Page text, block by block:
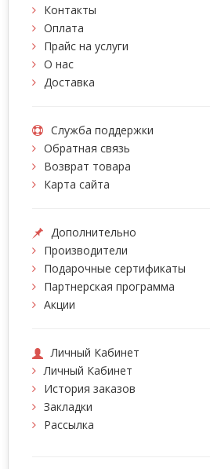
Контакты
Оплата
Прайс на услуги
О нас
Доставка
Служба поддержки
Обратная связь
Возврат товара
Карта сайта
Дополнительно
Производители
Подарочные сертификаты
Партнерская программа
Акции
Личный Кабинет
Личный Кабинет
История заказов
Закладки
Рассылка